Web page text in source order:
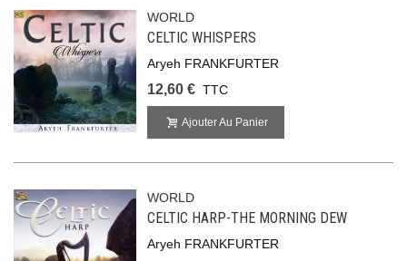
WORLD
CELTIC WHISPERS
Aryeh FRANKFURTER
12,60 € TTC
Ajouter Au Panier
WORLD
CELTIC HARP-THE MORNING DEW
Aryeh FRANKFURTER